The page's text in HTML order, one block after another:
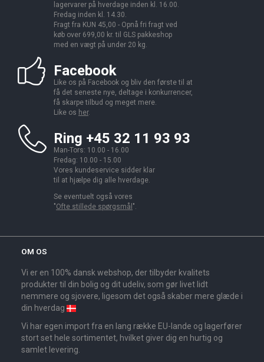
lagervarer på hverdage inden kl. 16.00.
Fredag inden kl. 14.30.
Fragt fra KUN 45,00 - Opnå fri fragt ved
køb over 699,00 kr. til GLS pakkeshop
med en vægt på under 20 kg.
Facebook
Like os på Facebook og bliv den første til at
få det seneste nye, deltage i konkurrencer,
få skarpe tilbud og meget mere.
Like os her.
Ring +45 32 11 93 93
Man-Tors: 10.00 - 16.00
Fredag: 10.00 - 15.00
Vores kundeservice sidder klar
til at hjælpe dig alle hverdage.
Se eventuelt også vores
"Ofte stillede spørgsmål ".
OM OS
Vi er en 100% dansk webshop, der tilbyder kvalitets
produkter til din bolig og dit udeliv, som gør livet lidt
nemmere og sjovere, ligesom det også skaber mere glæde i
din hverdag
Vi har egen import fra en lang række EU-lande og lagerfører
stort set hele sortimentet, hvilket giver dig en hurtig og
samlet levering.